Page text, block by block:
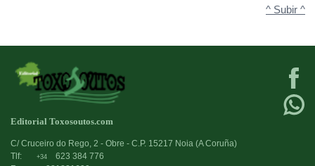
^ Subir ^
Editorial Toxosoutos.com
C/ Cruceiro do Rego, 2 - Obre - C.P. 15217 Noia (A Coruña)
Tlf:
+34
623 384 776